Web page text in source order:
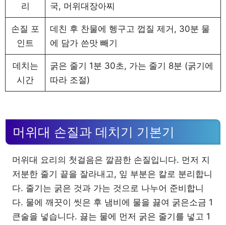
리
국, 머위대장아찌
손질 포
인트
데친 후 찬물에 헹구고 껍질 제거, 30분 물
에 담가 쓴맛 빼기
데치는
시간
굵은 줄기 1분 30초, 가는 줄기 8분 (굵기에
따라 조절)
머위대 손질과 데치기 기본기
머위대 요리의 첫걸음은 깔끔한 손질입니다. 먼저 지
저분한 줄기 끝을 잘라내고, 잎 부분은 칼로 분리합니
다. 줄기는 굵은 것과 가는 것으로 나누어 준비합니
다. 물에 깨끗이 씻은 후 냄비에 물을 끓여 굵은소금 1
큰술을 넣습니다. 끓는 물에 먼저 굵은 줄기를 넣고 1